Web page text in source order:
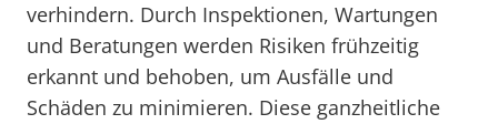
verhindern. Durch Inspektionen, Wartungen
und Beratungen werden Risiken frühzeitig
erkannt und behoben, um Ausfälle und
Schäden zu minimieren. Diese ganzheitliche